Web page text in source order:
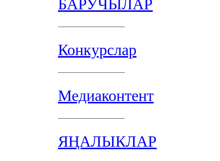
БАРУЧЫЛАР
Конкурслар
Медиаконтент
ЯҢАЛЫКЛАР